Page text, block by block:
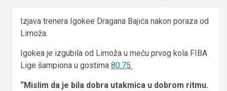
Izjava trenera Igokee Dragana Bajića nakon poraza od
Limoža.
Igokea je izgubila od Limoža u meču prvog kola FIBA
Lige šampiona u gostima 80:75.
“Mislim da je bila dobra utakmica u dobrom ritmu.